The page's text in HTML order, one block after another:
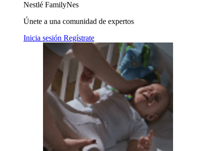
Nestlé FamilyNes
Únete a una comunidad de expertos
Inicia sesión Regístrate